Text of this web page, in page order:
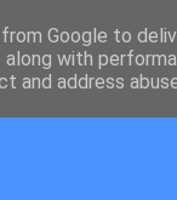
Google to
along with
and address